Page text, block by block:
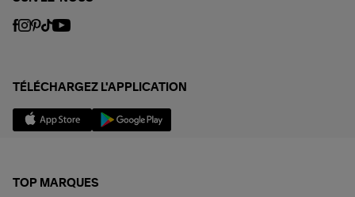
TÉLÉCHARGEZ L'APPLICATION
TOP MARQUES